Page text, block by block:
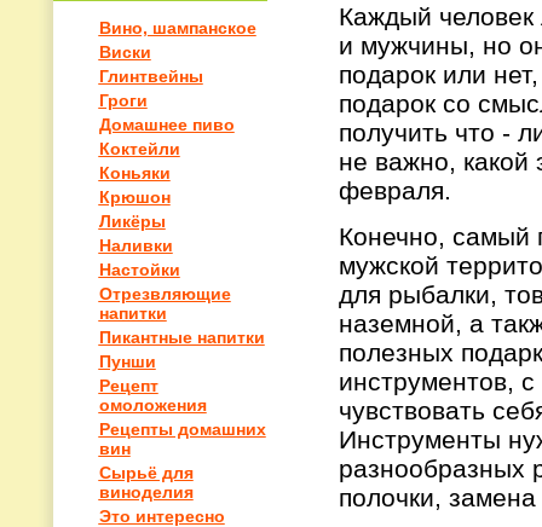
Вино, шампанское
Виски
Глинтвейны
Гроги
Домашнее пиво
Коктейли
Коньяки
Крюшон
Ликёры
Наливки
Настойки
Отрезвляющие
напитки
Пикантные напитки
Пунши
Рецепт
омоложения
Рецепты домашних
вин
Сырьё для
виноделия
Это интересно
Каждый
и мужчины, но
подарок или
подарок со
получить что -
не важно, какой
февраля.
Конечно, самый
мужской
для рыбалки,
наземной, а
полезных
инструментов,
чувствовать
Инструменты
разнообразных
полочки,